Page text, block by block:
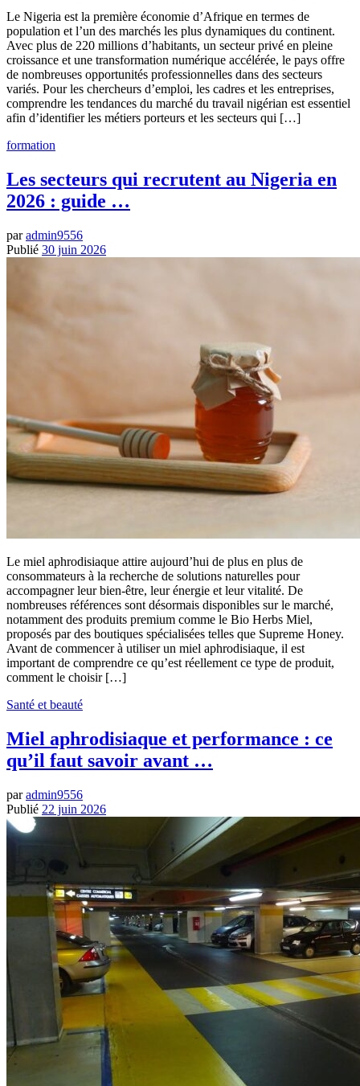
Le Nigeria est la première économie d’Afrique en termes de
population et l’un des marchés les plus dynamiques du continent.
Avec plus de 220 millions d’habitants, un secteur privé en pleine
croissance et une transformation numérique accélérée, le pays offre
de nombreuses opportunités professionnelles dans des secteurs
variés. Pour les chercheurs d’emploi, les cadres et les entreprises,
comprendre les tendances du marché du travail nigérian est essentiel
afin d’identifier les métiers porteurs et les secteurs qui […]
formation
Les secteurs qui recrutent au Nigeria en
2026 : guide …
paradmin9556
Publié 30 juin 2026
Le miel aphrodisiaque attire aujourd’hui de plus en plus de
consommateurs à la recherche de solutions naturelles pour
accompagner leur bien-être, leur énergie et leur vitalité. De
nombreuses références sont désormais disponibles sur le marché,
notamment des produits premium comme le Bio Herbs Miel,
proposés par des boutiques spécialisées telles que Supreme Honey.
Avant de commencer à utiliser un miel aphrodisiaque, il est
important de comprendre ce qu’est réellement ce type de produit,
comment le choisir […]
Santé et beauté
Miel aphrodisiaque et performance : ce
qu’il faut savoir avant …
paradmin9556
Publié 22 juin 2026